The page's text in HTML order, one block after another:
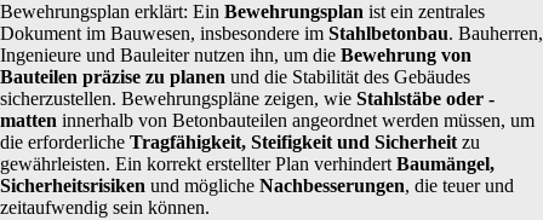
Bewehrungsplan erklärt: Ein Bewehrungsplan ist ein zentrales
Dokument im Bauwesen, insbesondere im Stahlbetonbau. Bauherren,
Ingenieure und Bauleiter nutzen ihn, um die Bewehrung von
Bauteilen präzise zu planen und die Stabilität des Gebäudes
sicherzustellen. Bewehrungspläne zeigen, wie Stahlstäbe oder -
matten innerhalb von Betonbauteilen angeordnet werden müssen, um
die erforderliche Tragfähigkeit, Steifigkeit und Sicherheit zu
gewährleisten. Ein korrekt erstellter Plan verhindert Baumängel,
Sicherheitsrisiken und mögliche Nachbesserungen, die teuer und
zeitaufwendig sein können.